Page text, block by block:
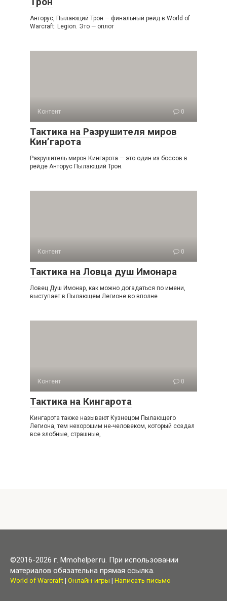
Анторус, Пылающий Трон — финальный рейд в World of
Warcraft: Legion. Это — оплот
Контент 0
Тактика на Разрушителя миров
Кин’гарота
Разрушитель миров Кингарота — это один из боссов в
рейде Анторус Пылающий Трон.
Контент 0
Тактика на Ловца душ Имонара
Ловец Душ Имонар, как можно догадаться по имени,
выступает в Пылающем Легионе во вполне
Контент 0
Тактика на Кингарота
Кингарота также называют Кузнецом Пылающего
Легиона, тем нехорошим не-человеком, который создал
все злобные, страшные,
©2016-2026 г. Mmohelper.ru. При использовании
материалов обязательна прямая ссылка.
World of Warcraft| Онлайн-игры | Написать письмо